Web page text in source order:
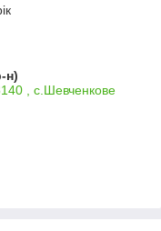
н)
, с.Шевченкове